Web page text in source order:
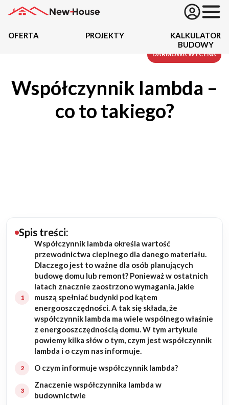
Oferta
Budowa domu
Rezydencje
Rozbudowa
Remonty
Budynki biurowe
OFERTA PROJEKTY
KALKULATOR
BUDOWY
Współczynnik lambda –
co to takiego?
Spis treści:
Współczynnik lambda określa wartość
przewodnictwa cieplnego dla danego materiału.
Dlaczego jest to ważne dla osób planujących
budowę domu lub remont? Ponieważ w ostatnich
latach znacznie zaostrzono wymagania, jakie
muszą spełniać budynki pod kątem
energooszczędności. A tak się składa, że
współczynnik lambda ma wiele wspólnego właśnie
z energooszczędnością domu. W tym artykule
powiemy kilka słów o tym, czym jest współczynnik
lambda i o czym nas informuje.
O czym informuje współczynnik lambda?
Znaczenie współczynnika lambda w
budownictwie
DARMOWA WYCENA